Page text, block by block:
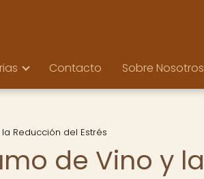
Contacto Sobre Nosotros
Reducción del Estrés
de Vino y la